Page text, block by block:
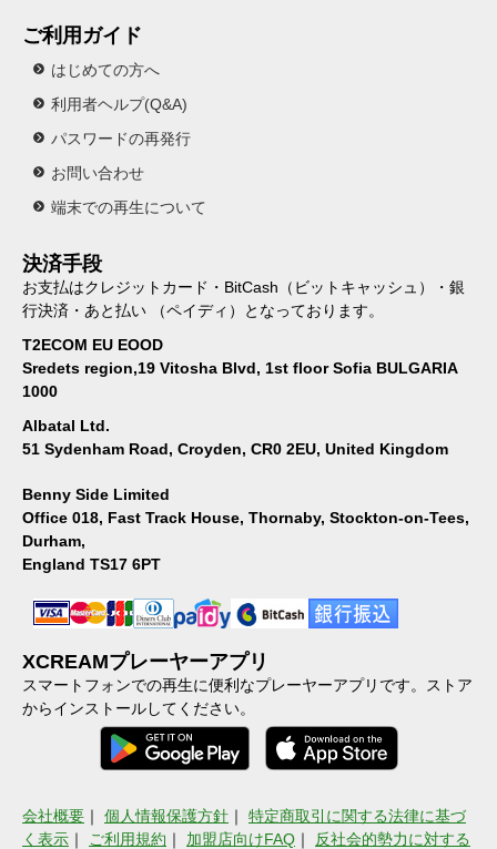
ご利用ガイド
はじめての方へ
利用者ヘルプ(Q&A)
パスワードの再発行
お問い合わせ
端末での再生について
決済手段
お支払はクレジットカード・BitCash（ビットキャッシュ）・銀
行決済・あと払い （ペイディ）となっております。
T2ECOM EU EOOD
Sredets region,19 Vitosha Blvd, 1st floor Sofia BULGARIA
1000
Albatal Ltd.
51 Sydenham Road, Croyden, CR0 2EU, United Kingdom
Benny Side Limited
Office 018, Fast Track House, Thornaby, Stockton-on-Tees,
Durham,
England TS17 6PT
XCREAMプレーヤーアプリ
スマートフォンでの再生に便利なプレーヤーアプリです。ストア
からインストールしてください。
会社概要 ｜ 個人情報保護方針 ｜ 特定商取引に関する法律に基づ
く表示 ｜ ご利用規約 ｜ 加盟店向けFAQ ｜ 反社会的勢力に対する